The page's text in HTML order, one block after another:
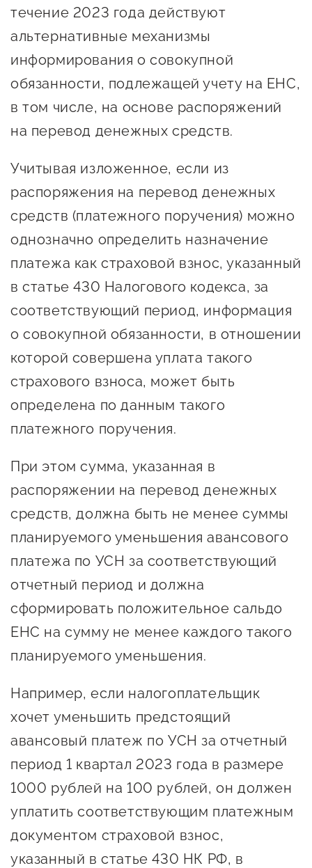
течение 2023 года действуют
альтернативные механизмы
информирования о совокупной
обязанности, подлежащей учету на ЕНС,
в том числе, на основе распоряжений
на перевод денежных средств.
Учитывая изложенное, если из
распоряжения на перевод денежных
средств (платежного поручения) можно
однозначно определить назначение
платежа как страховой взнос, указанный
в статье 430 Налогового кодекса, за
соответствующий период, информация
о совокупной обязанности, в отношении
которой совершена уплата такого
страхового взноса, может быть
определена по данным такого
платежного поручения.
При этом сумма, указанная в
распоряжении на перевод денежных
средств, должна быть не менее суммы
планируемого уменьшения авансового
платежа по УСН за соответствующий
отчетный период и должна
сформировать положительное сальдо
ЕНС на сумму не менее каждого такого
планируемого уменьшения.
Например, если налогоплательщик
хочет уменьшить предстоящий
авансовый платеж по УСН за отчетный
период 1 квартал 2023 года в размере
1000 рублей на 100 рублей, он должен
уплатить соответствующим платежным
документом страховой взнос,
указанный в статье 430 НК РФ, в